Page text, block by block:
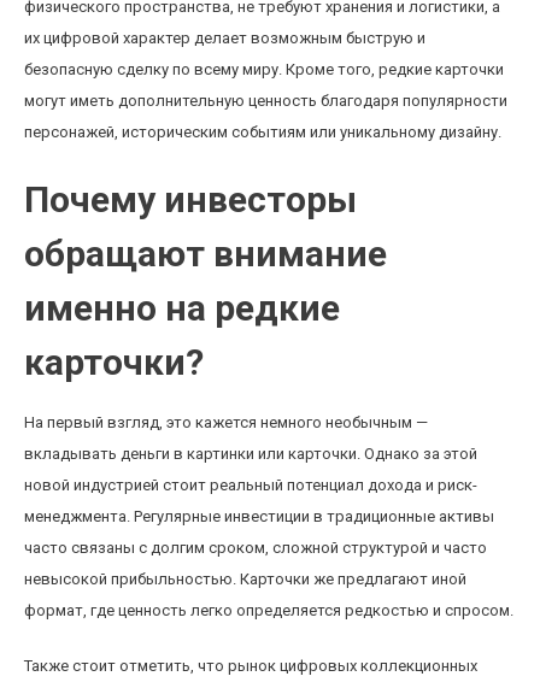
физического пространства, не требуют хранения и логистики, а
их цифровой характер делает возможным быструю и
безопасную сделку по всему миру. Кроме того, редкие карточки
могут иметь дополнительную ценность благодаря популярности
персонажей, историческим событиям или уникальному дизайну.
Почему инвесторы
обращают внимание
именно на редкие
карточки?
На первый взгляд, это кажется немного необычным —
вкладывать деньги в картинки или карточки. Однако за этой
новой индустрией стоит реальный потенциал дохода и риск-
менеджмента. Регулярные инвестиции в традиционные активы
часто связаны с долгим сроком, сложной структурой и часто
невысокой прибыльностью. Карточки же предлагают иной
формат, где ценность легко определяется редкостью и спросом.
Также стоит отметить, что рынок цифровых коллекционных